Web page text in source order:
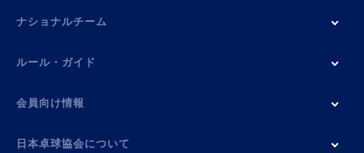
ナショナルチーム
ルール・ガイド
会員向け情報
日本卓球協会について